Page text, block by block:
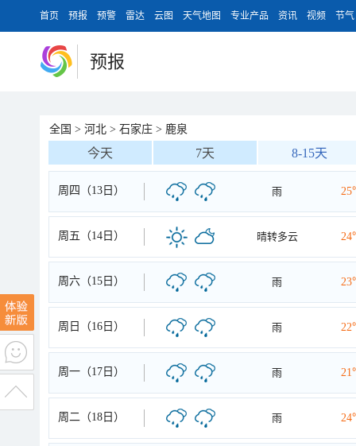
首页 预报 预警 雷达 云图 天气地图 专业产品 资讯 视频 节气
预报
全国 > 河北 > 石家庄 > 鹿泉
今天 7天 8-15天
周四（13日） 雨
周五（14日） 晴转多云
周六（15日） 雨
周日（16日） 雨
周一（17日） 雨
周二（18日） 雨